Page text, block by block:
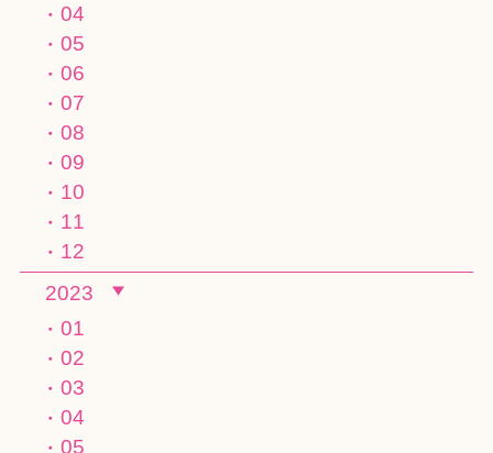
04
05
06
07
08
09
10
11
12
2023
01
02
03
04
05